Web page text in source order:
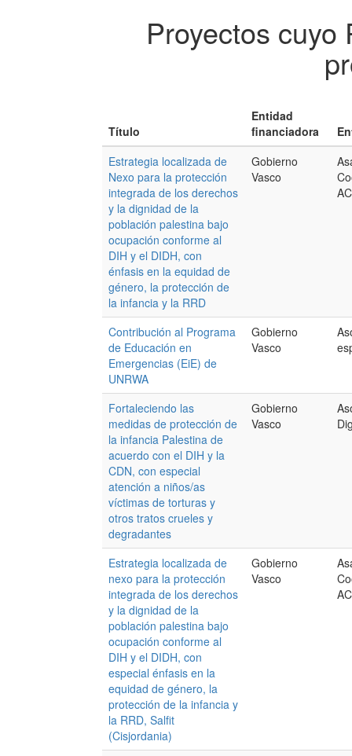
Proyectos
Título
Entidad
financiadora
Estrategia localizada de
Nexo para la protección
integrada de los derechos
y la dignidad de la
población palestina bajo
ocupación conforme al
DIH y el DIDH, con
énfasis en la equidad de
género, la protección de
la infancia y la RRD
Gobierno
Vasco
Contribución al Programa
de Educación en
Emergencias (EiE) de
UNRWA
Gobierno
Vasco
Fortaleciendo las
medidas de protección de
la infancia Palestina de
acuerdo con el DIH y la
CDN, con especial
atención a niños/as
víctimas de torturas y
otros tratos crueles y
degradantes
Gobierno
Vasco
Estrategia localizada de
nexo para la protección
integrada de los derechos
y la dignidad de la
población palestina bajo
ocupación conforme al
DIH y el DIDH, con
especial énfasis en la
equidad de género, la
protección de la infancia y
la RRD, Salfit
(Cisjordania)
Gobierno
Vasco